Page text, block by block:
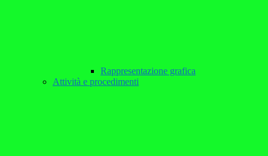
Rappresentazione grafica
Attività e procedimenti